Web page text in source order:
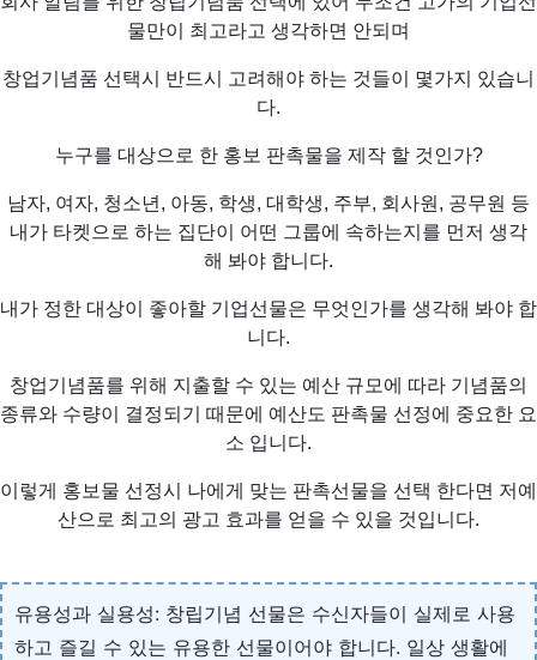
물만이 최고라고 생각하면 안되며
창업기념품 선택시 반드시 고려해야 하는 것들이 몇가지 있습니
다.
누구를 대상으로 한 홍보 판촉물을 제작 할 것인가?
남자, 여자, 청소년, 아동, 학생, 대학생, 주부, 회사원, 공무원 등
내가 타켓으로 하는 집단이 어떤 그룹에 속하는지를 먼저 생각
해 봐야 합니다.
내가 정한 대상이 좋아할 기업선물은 무엇인가를 생각해 봐야 합
니다.
창업기념품를 위해 지출할 수 있는 예산 규모에 따라 기념품의
종류와 수량이 결정되기 때문에 예산도 판촉물 선정에 중요한 요
소 입니다.
이렇게 홍보물 선정시 나에게 맞는 판촉선물을 선택 한다면 저예
산으로 최고의 광고 효과를 얻을 수 있을 것입니다.
유용성과 실용성: 창립기념 선물은 수신자들이 실제로 사용
하고 즐길 수 있는 유용한 선물이어야 합니다. 일상 생활에